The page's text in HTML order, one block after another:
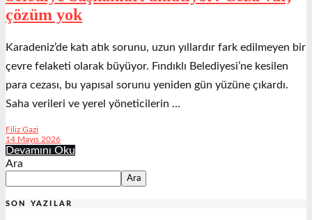
çözüm yok
Karadeniz’de katı atık sorunu, uzun yıllardır fark edilmeyen bir
çevre felaketi olarak büyüyor. Fındıklı Belediyesi’ne kesilen
para cezası, bu yapısal sorunu yeniden gün yüzüne çıkardı.
Saha verileri ve yerel yöneticilerin …
Filiz Gazi
14 Mayıs 2026
Devamını Oku
Ara
Ara
SON YAZILAR